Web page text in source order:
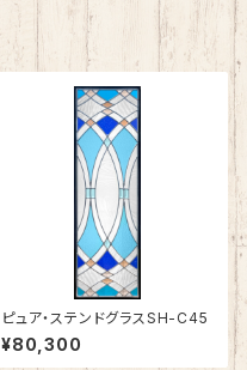
ピュア・ステンドグラスSH-C45
¥80,300